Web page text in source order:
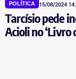
POLÍTICA 15/08/2024
Tarcísio pede
Acioli no ‘Livro